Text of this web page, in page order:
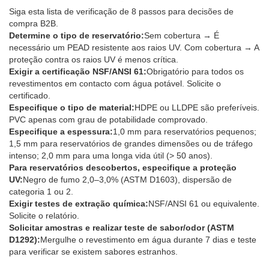
Siga esta lista de verificação de 8 passos para decisões de
compra B2B.
Determine o tipo de reservatório:Sem cobertura → É
necessário um PEAD resistente aos raios UV. Com cobertura → A
proteção contra os raios UV é menos crítica.
Exigir a certificação NSF/ANSI 61:Obrigatório para todos os
revestimentos em contacto com água potável. Solicite o
certificado.
Especifique o tipo de material:HDPE ou LLDPE são preferíveis.
PVC apenas com grau de potabilidade comprovado.
Especifique a espessura:1,0 mm para reservatórios pequenos;
1,5 mm para reservatórios de grandes dimensões ou de tráfego
intenso; 2,0 mm para uma longa vida útil (> 50 anos).
Para reservatórios descobertos, especifique a proteção
UV:Negro de fumo 2,0–3,0% (ASTM D1603), dispersão de
categoria 1 ou 2.
Exigir testes de extração química:NSF/ANSI 61 ou equivalente.
Solicite o relatório.
Solicitar amostras e realizar teste de sabor/odor (ASTM
D1292):Mergulhe o revestimento em água durante 7 dias e teste
para verificar se existem sabores estranhos.